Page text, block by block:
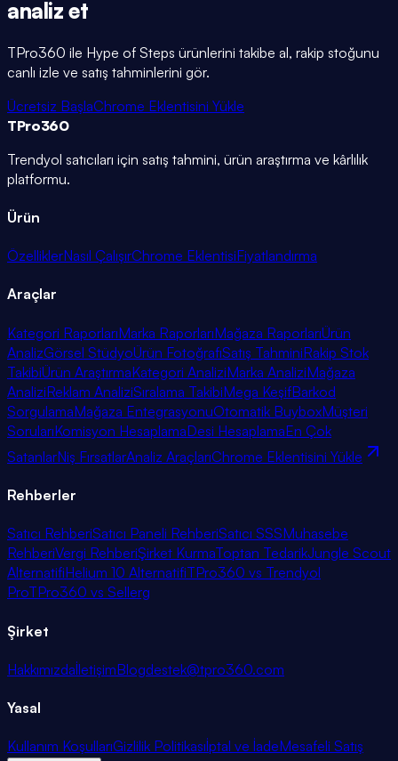
analiz et
TPro360 ile Hype of Steps ürünlerini takibe al, rakip stoğunu
canlı izle ve satış tahminlerini gör.
Ücretsiz BaşlaChrome Eklentisini Yükle
TPro360
Trendyol satıcıları için satış tahmini, ürün araştırma ve kârlılık
platformu.
Ürün
ÖzelliklerNasıl ÇalışırChrome EklentisiFiyatlandırma
Araçlar
Kategori RaporlarıMarka RaporlarıMağaza RaporlarıÜrün
AnalizGörsel StüdyoÜrün FotoğrafıSatış TahminiRakip Stok
TakibiÜrün AraştırmaKategori AnaliziMarka AnaliziMağaza
AnaliziReklam AnaliziSıralama TakibiMega KeşifBarkod
SorgulamaMağaza EntegrasyonuOtomatik BuyboxMüşteri
SorularıKomisyon HesaplamaDesi HesaplamaEn Çok
SatanlarNiş FırsatlarAnaliz AraçlarıChrome Eklentisini Yükle
Rehberler
Satıcı RehberiSatıcı Paneli RehberiSatıcı SSSMuhasebe
RehberiVergi RehberiŞirket KurmaToptan TedarikJungle Scout
AlternatifiHelium 10 AlternatifiTPro360 vs Trendyol
ProTPro360 vs Sellerg
Şirket
HakkımızdaİletişimBlogdestek@tpro360.com
Yasal
Kullanım KoşullarıGizlilik Politikasıİptal ve İadeMesafeli Satış